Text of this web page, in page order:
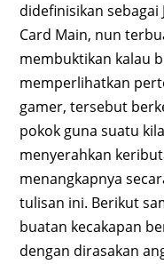
didefinisikan sebagai
Card Main, nun
membuktikan kalau
memperlihatkan
gamer, tersebut
pokok guna suatu
menyerahkan
menangkapnya
tulisan ini. Berikut
buatan kecakapan
dengan dirasakan